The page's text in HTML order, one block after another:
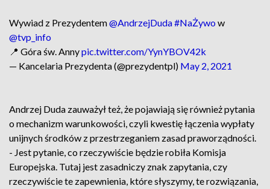
Wywiad z Prezydentem@AndrzejDuda#NaŻywo w
@tvp_info
📍 Góra św. Annypic.twitter.com/YynYBOV42k
— Kancelaria Prezydenta (@prezydentpl) May 2, 2021
Andrzej Duda zauważył też, że pojawiają się również pytania
o mechanizm warunkowości, czyli kwestię łączenia wypłaty
unijnych środków z przestrzeganiem zasad praworządności.
- Jest pytanie, co rzeczywiście będzie robiła Komisja
Europejska. Tutaj jest zasadniczy znak zapytania, czy
rzeczywiście te zapewnienia, które słyszymy, te rozwiązania,